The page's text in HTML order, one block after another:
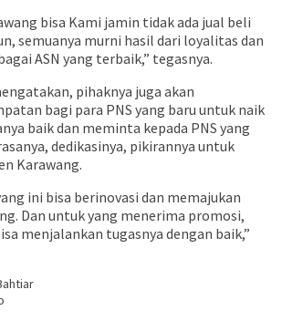
bisa Kami jamin tidak ada jual beli
semuanya murni hasil dari loyalitas dan
ASN yang terbaik,” tegasnya.
pihaknya juga akan
bagi para PNS yang baru untuk naik
baik dan meminta kepada PNS yang
dedikasinya, pikirannya untuk
Karawang.
ini bisa berinovasi dan memajukan
Dan untuk yang menerima promosi,
menjalankan tugasnya dengan baik,”